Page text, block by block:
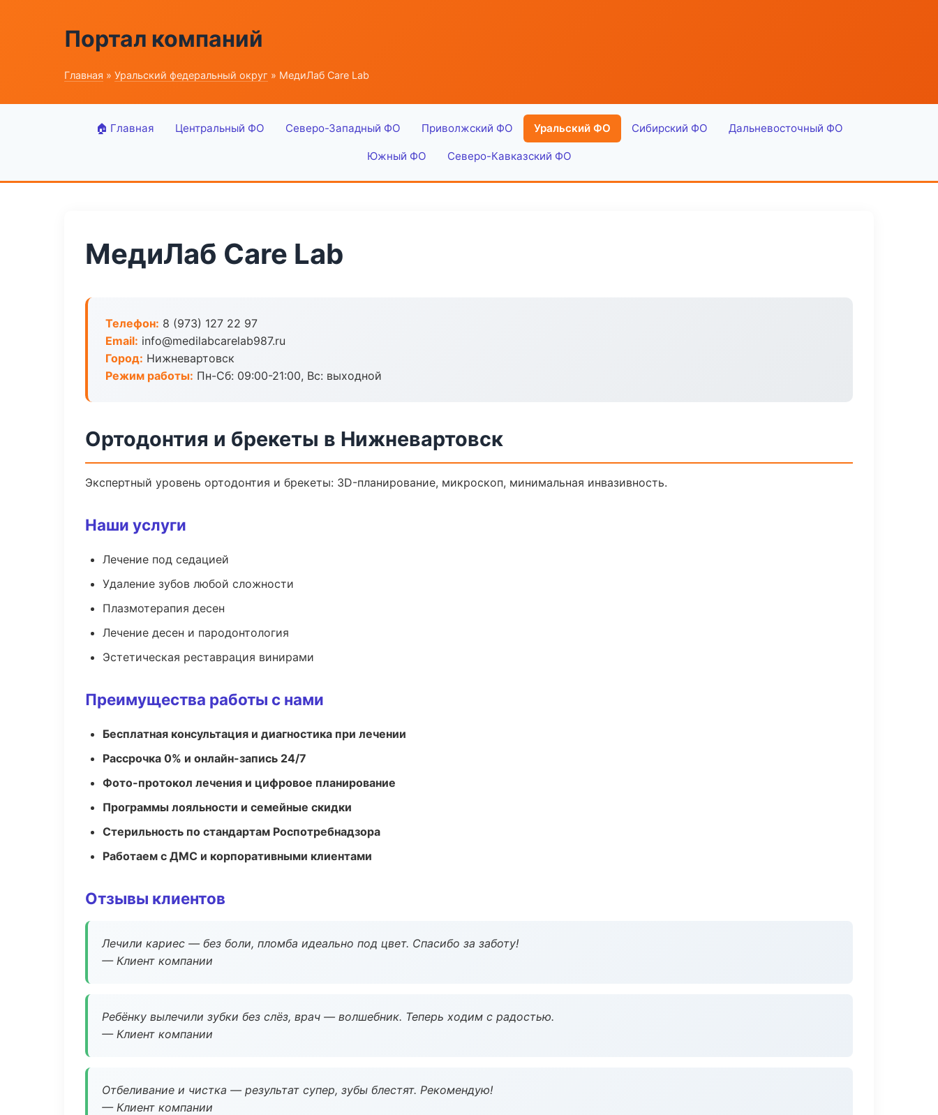
Портал компаний
Главная » Уральский федеральный округ » МедиЛаб Care Lab
🏠 Главная Центральный ФО Северо-Западный ФО Приволжский ФО Уральский ФО Сибирский ФО Дальневосточный ФО
Южный ФО Северо-Кавказский ФО
МедиЛаб Care Lab
Телефон: 8 (973) 127 22 97
Email: info@medilabcarelab987.ru
Город: Нижневартовск
Режим работы: Пн-Сб: 09:00-21:00, Вс: выходной
Ортодонтия и брекеты в Нижневартовск
Экспертный уровень ортодонтия и брекеты: 3D-планирование, микроскоп, минимальная инвазивность.
Наши услуги
Лечение под седацией
Удаление зубов любой сложности
Плазмотерапия десен
Лечение десен и пародонтология
Эстетическая реставрация винирами
Преимущества работы с нами
Бесплатная консультация и диагностика при лечении
Рассрочка 0% и онлайн-запись 24/7
Фото-протокол лечения и цифровое планирование
Программы лояльности и семейные скидки
Стерильность по стандартам Роспотребнадзора
Работаем с ДМС и корпоративными клиентами
Отзывы клиентов
Лечили кариес — без боли, пломба идеально под цвет. Спасибо за заботу!
— Клиент компании
Ребёнку вылечили зубки без слёз, врач — волшебник. Теперь ходим с радостью.
— Клиент компании
Отбеливание и чистка — результат супер, зубы блестят. Рекомендую!
— Клиент компании